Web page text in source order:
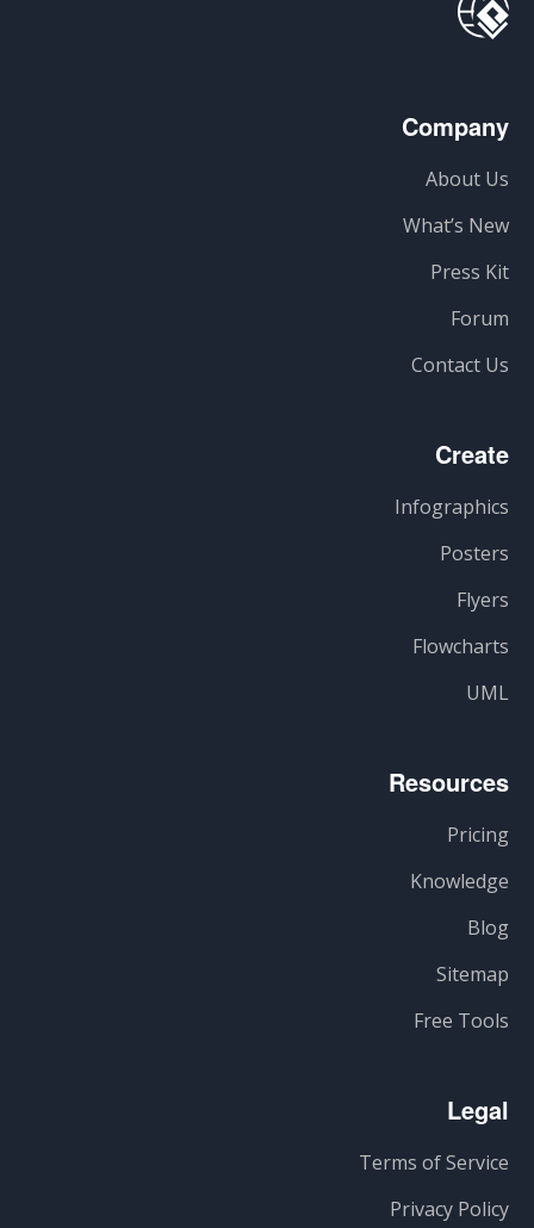
Company
About Us
What’s New
Press Kit
Forum
Contact Us
Create
Infographics
Posters
Flyers
Flowcharts
UML
Resources
Pricing
Knowledge
Blog
Sitemap
Free Tools
Legal
Terms of Service
Privacy Policy